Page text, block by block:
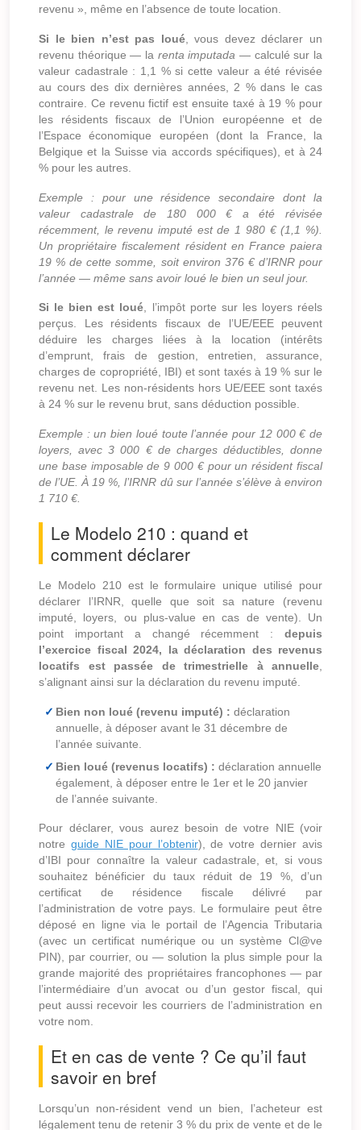
revenu », même en l’absence de toute location.
Si le bien n’est pas loué, vous devez déclarer un
revenu théorique — la renta imputada — calculé sur la
valeur cadastrale : 1,1 % si cette valeur a été révisée
au cours des dix dernières années, 2 % dans le cas
contraire. Ce revenu fictif est ensuite taxé à 19 % pour
les résidents fiscaux de l’Union européenne et de
l’Espace économique européen (dont la France, la
Belgique et la Suisse via accords spécifiques), et à 24
% pour les autres.
Exemple : pour une résidence secondaire dont la
valeur cadastrale de 180 000 € a été révisée
récemment, le revenu imputé est de 1 980 € (1,1 %).
Un propriétaire fiscalement résident en France paiera
19 % de cette somme, soit environ 376 € d’IRNR pour
l’année — même sans avoir loué le bien un seul jour.
Si le bien est loué, l’impôt porte sur les loyers réels
perçus. Les résidents fiscaux de l’UE/EEE peuvent
déduire les charges liées à la location (intérêts
d’emprunt, frais de gestion, entretien, assurance,
charges de copropriété, IBI) et sont taxés à 19 % sur le
revenu net. Les non-résidents hors UE/EEE sont taxés
à 24 % sur le revenu brut, sans déduction possible.
Exemple : un bien loué toute l’année pour 12 000 € de
loyers, avec 3 000 € de charges déductibles, donne
une base imposable de 9 000 € pour un résident fiscal
de l’UE. À 19 %, l’IRNR dû sur l’année s’élève à environ
1 710 €.
Le Modelo 210 : quand et
comment déclarer
Le Modelo 210 est le formulaire unique utilisé pour
déclarer l’IRNR, quelle que soit sa nature (revenu
imputé, loyers, ou plus-value en cas de vente). Un
point important a changé récemment : depuis
l’exercice fiscal 2024, la déclaration des revenus
locatifs est passée de trimestrielle à annuelle
s’alignant ainsi sur la déclaration du revenu imputé.
Bien non loué (revenu imputé) : déclaration
annuelle, à déposer avant le 31 décembre de
l’année suivante.
Bien loué (revenus locatifs) : déclaration annuelle
également, à déposer entre le 1er et le 20 janvier
de l’année suivante.
Pour déclarer, vous aurez besoin de votre NIE (voir
notre guide NIE pour l’obtenir), de votre dernier avis
d’IBI pour connaître la valeur cadastrale, et, si vous
souhaitez bénéficier du taux réduit de 19 %, d’un
certificat de résidence fiscale délivré par
l’administration de votre pays. Le formulaire peut être
déposé en ligne via le portail de l’Agencia Tributaria
(avec un certificat numérique ou un système Cl@ve
PIN), par courrier, ou — solution la plus simple pour la
grande majorité des propriétaires francophones — par
l’intermédiaire d’un avocat ou d’un gestor fiscal, qui
peut aussi recevoir les courriers de l’administration en
votre nom.
Et en cas de vente ? Ce qu’il faut
savoir en bref
Lorsqu’un non-résident vend un bien, l’acheteur est
légalement tenu de retenir 3 % du prix de vente et de le